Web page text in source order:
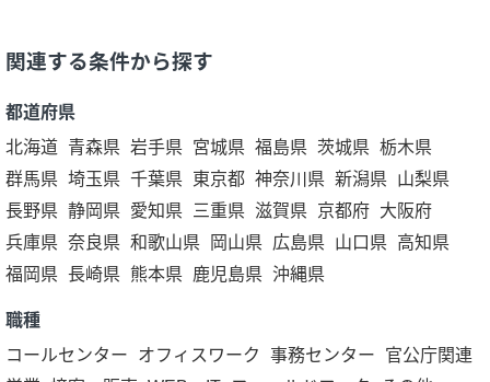
関連する条件から探す
都道府県
北海道 青森県 岩手県 宮城県 福島県 茨城県 栃木県
群馬県 埼玉県 千葉県 東京都 神奈川県 新潟県 山梨県
長野県 静岡県 愛知県 三重県 滋賀県 京都府 大阪府
兵庫県 奈良県 和歌山県 岡山県 広島県 山口県 高知県
福岡県 長崎県 熊本県 鹿児島県 沖縄県
職種
コールセンター
オフィスワーク 事務センター
官公庁関連